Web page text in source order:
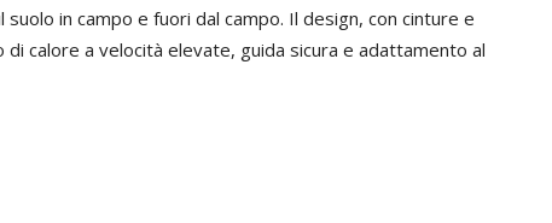
in campo e fuori dal campo. Il design, con cinture e
calore a velocità elevate, guida sicura e adattamento al